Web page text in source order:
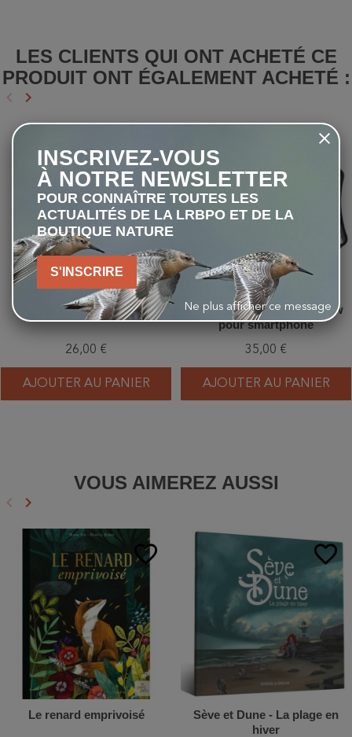
LES CLIENTS QUI ONT ACHETÉ CE
PRODUIT ONT ÉGALEMENT ACHETÉ :
Précédent
keyboard_arrow_left Suivant
keyboard_arrow_right
favorite_border
Kite - Loupe Doublet 10x
26,00 €
AJOUTER AU PANIER
favorite_border
Viking - Adaptateur Swallow
pour smartphone
35,00 €
AJOUTER AU PANIER
VOUS AIMEREZ AUSSI
Précédent
keyboard_arrow_left Suivant
keyboard_arrow_right
favorite_border
Le renard emprivoisé
favorite_border
Sève et Dune - La plage en
hiver
INSCRIVEZ-VOUS
À NOTRE NEWSLETTER
POUR CONNAÎTRE TOUTES LES
ACTUALITÉS DE LA LRBPO ET DE LA
BOUTIQUE NATURE
S'INSCRIRE
Ne plus afficher ce message